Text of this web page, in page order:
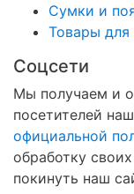
Сумки и
Товары для
Соцсети
Мы получаем и
посетителей
официальной
обработку
покинуть наш